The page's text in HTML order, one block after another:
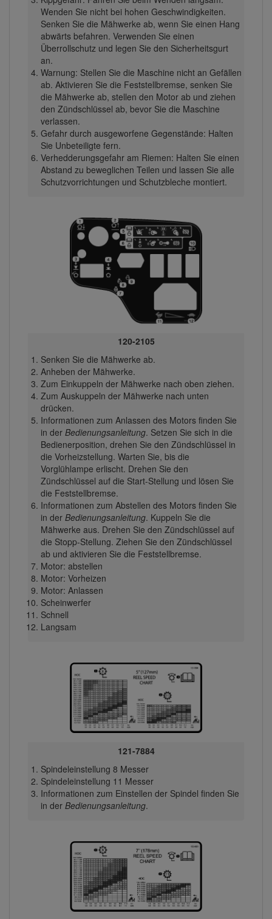
Wenden Sie nicht bei hohen Geschwindigkeiten.
Senken Sie die Mähwerke ab, wenn Sie einen Hang
abwärts befahren. Verwenden Sie einen
Überrollschutz und legen Sie den Sicherheitsgurt
an.
Warnung: Stellen Sie die Maschine nicht an Gefällen
ab. Aktivieren Sie die Feststellbremse, senken Sie
die Mähwerke ab, stellen den Motor ab und ziehen
den Zündschlüssel ab, bevor Sie die Maschine
verlassen.
Gefahr durch ausgeworfene Gegenstände: Halten
Sie Unbeteiligte fern.
Verhedderungsgefahr am Riemen: Halten Sie einen
Abstand zu beweglichen Teilen und lassen Sie alle
Schutzvorrichtungen und Schutzbleche montiert.
120-2105
Senken Sie die Mähwerke ab.
Anheben der Mähwerke.
Zum Einkuppeln der Mähwerke nach oben ziehen.
Zum Auskuppeln der Mähwerke nach unten
drücken.
Informationen zum Anlassen des Motors finden Sie
in der Bedienungsanleitung. Setzen Sie sich in die
Bedienerposition, drehen Sie den Zündschlüssel in
die Vorheizstellung. Warten Sie, bis die
Vorglühlampe erlischt. Drehen Sie den
Zündschlüssel auf die Start-Stellung und lösen Sie
die Feststellbremse.
Informationen zum Abstellen des Motors finden Sie
in der Bedienungsanleitung. Kuppeln Sie die
Mähwerke aus. Drehen Sie den Zündschlüssel auf
die Stopp-Stellung. Ziehen Sie den Zündschlüssel
ab und aktivieren Sie die Feststellbremse.
Motor: abstellen
Motor: Vorheizen
Motor: Anlassen
Scheinwerfer
Schnell
Langsam
121-7884
Spindeleinstellung 8 Messer
Spindeleinstellung 11 Messer
Informationen zum Einstellen der Spindel finden Sie
in der Bedienungsanleitung.